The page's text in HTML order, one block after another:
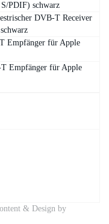
PDIF) schwarz
DVB-T Receiver
Empfänger für Apple
Empfänger für Apple
& Design by